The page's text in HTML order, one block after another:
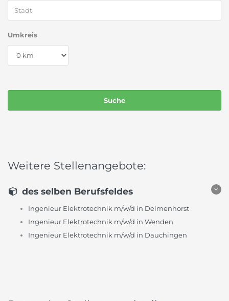
Umkreis
Weitere Stellenangebote:
des selben Berufsfeldes
Ingenieur Elektrotechnik m/w/d in Delmenhorst
Ingenieur Elektrotechnik m/w/d in Wenden
Ingenieur Elektrotechnik m/w/d in Dauchingen